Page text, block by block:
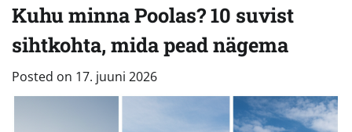
Kuhu minna Poolas? 10 suvist
sihtkohta, mida pead nägema
Posted on 17. juuni 2026